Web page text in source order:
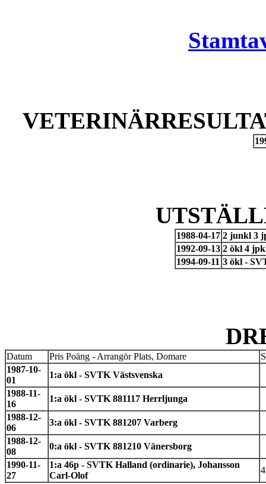
1988-04-17 2 junkl 3
1992-09-13 2 ökl 4
1994-09-11 3 ökl -
Datum Pris Poäng - Arrangör Plats, Domare
1987-10-
01
1:a ökl - SVTK Västsvenska
1988-11-
16
1:a ökl - SVTK 881117 Herrljunga
1988-12-
06
3:a ökl - SVTK 881207 Varberg
1988-12-
08
0:a ökl - SVTK 881210 Vänersborg
1990-11-
27
1:a 46p - SVTK Halland (ordinarie), Johansson
Carl-Olof
4